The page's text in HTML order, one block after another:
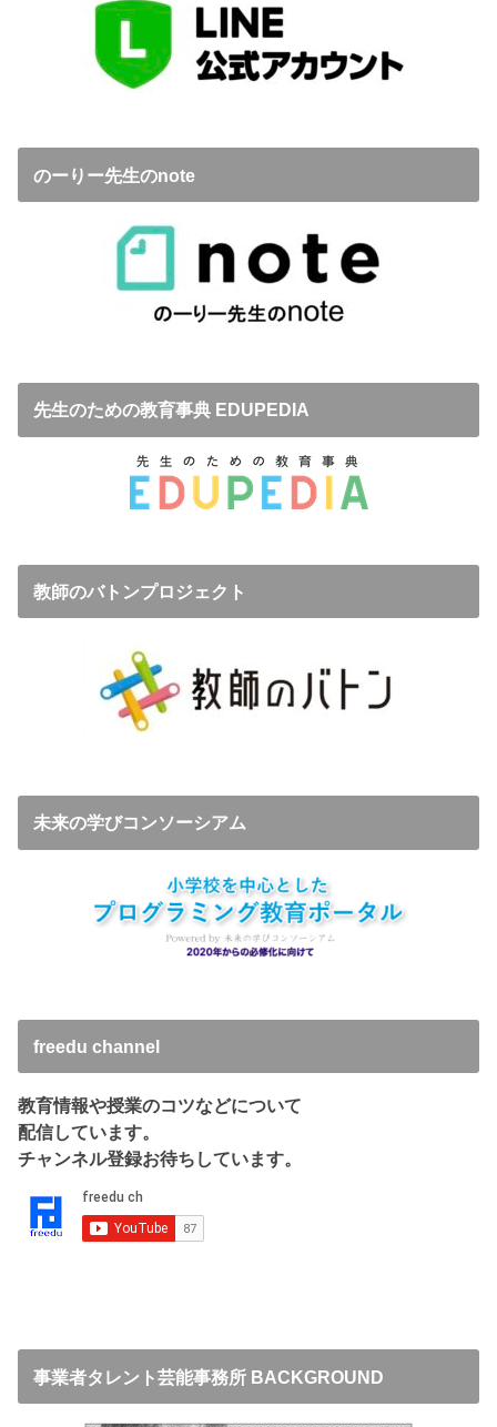
のーりー先生のnote
先生のための教育事典 EDUPEDIA
教師のバトンプロジェクト
未来の学びコンソーシアム
freedu channel
教育情報や授業のコツなどについて
配信しています。
チャンネル登録お待ちしています。
事業者タレント芸能事務所 BACKGROUND